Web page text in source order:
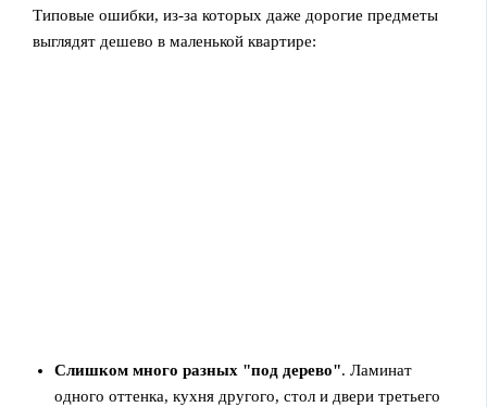
Типовые ошибки, из-за которых даже дорогие предметы
выглядят дешево в маленькой квартире:
Слишком много разных "под дерево". Ламинат
одного оттенка, кухня другого, стол и двери третьего